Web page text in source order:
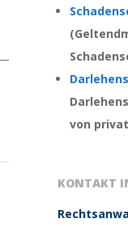
(
von
KONTAKT